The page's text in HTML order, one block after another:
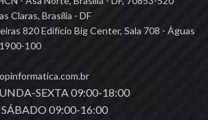
Claras, Brasília - DF
820 Edifício Big Center, Sala 708 - Águas
100
SEXTA 09:00-18:00
SÁBADO 09:00-16:00